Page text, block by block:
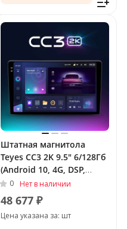
Штатная магнитола
Teyes CC3 2K 9.5" 6/128Гб
(Android 10, 4G, DSP,
QLed) для Audi TT II (8J)
2006 - 2010
0 Нет в наличии
48 677 ₽
Цена указана за: шт